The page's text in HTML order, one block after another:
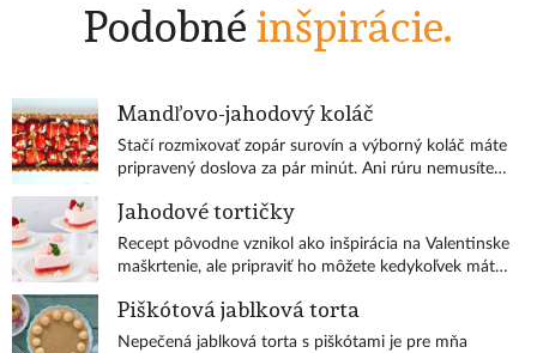
Podobné inšpirácie.
Mandľovo-jahodový koláč
Stačí rozmixovať zopár surovín a výborný koláč máte
pripravený doslova za pár minút. Ani rúru nemusíte
Jahodové tortičky
Recept pôvodne vznikol ako inšpirácia na Valentinske
maškrtenie, ale pripraviť ho môžete kedykoľvek máte
Piškótová jablková torta
Nepečená jablková torta s piškótami je pre mňa